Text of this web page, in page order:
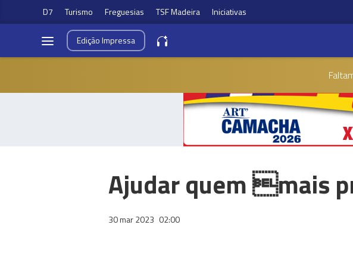
D7 Turismo Freguesias TSF Madeira Iniciativas
EdiçãoImpressa
Ajudar quem mais
30 mar 2023 02:00